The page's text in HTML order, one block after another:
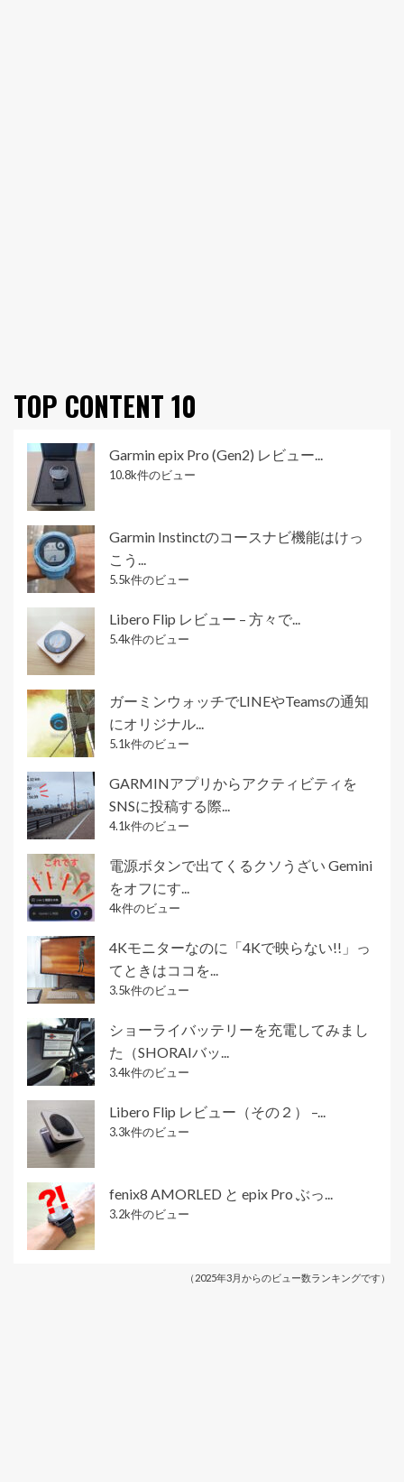
TOP CONTENT 10
Garmin epix Pro (Gen2) レビュー...
10.8k件のビュー
Garmin Instinctのコースナビ機能はけっ
こう...
5.5k件のビュー
Libero Flip レビュー – 方々で...
5.4k件のビュー
ガーミンウォッチでLINEやTeamsの通知
にオリジナル...
5.1k件のビュー
GARMINアプリからアクティビティを
SNSに投稿する際...
4.1k件のビュー
電源ボタンで出てくるクソうざい Gemini
をオフにす...
4k件のビュー
4Kモニターなのに「4Kで映らない!!」っ
てときはココを...
3.5k件のビュー
ショーライバッテリーを充電してみまし
た（SHORAIバッ...
3.4k件のビュー
Libero Flip レビュー（その２） –...
3.3k件のビュー
fenix8 AMORLED と epix Pro ぶっ...
3.2k件のビュー
（2025年3月からのビュー数ランキングです）